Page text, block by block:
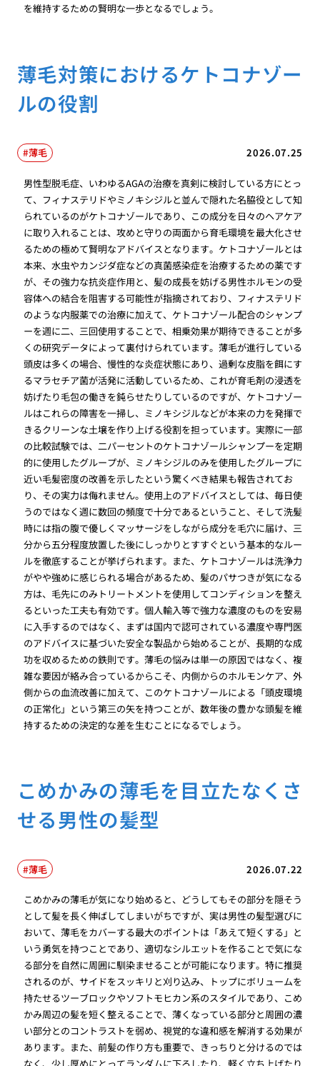
を維持するための賢明な一歩となるでしょう。
薄毛対策におけるケトコナゾー
ルの役割
2026.07.25
薄毛
男性型脱毛症、いわゆるAGAの治療を真剣に検討している方にとっ
て、フィナステリドやミノキシジルと並んで隠れた名脇役として知
られているのがケトコナゾールであり、この成分を日々のヘアケア
に取り入れることは、攻めと守りの両面から育毛環境を最大化させ
るための極めて賢明なアドバイスとなります。ケトコナゾールとは
本来、水虫やカンジダ症などの真菌感染症を治療するための薬です
が、その強力な抗炎症作用と、髪の成長を妨げる男性ホルモンの受
容体への結合を阻害する可能性が指摘されており、フィナステリド
のような内服薬での治療に加えて、ケトコナゾール配合のシャンプ
ーを週に二、三回使用することで、相乗効果が期待できることが多
くの研究データによって裏付けられています。薄毛が進行している
頭皮は多くの場合、慢性的な炎症状態にあり、過剰な皮脂を餌にす
るマラセチア菌が活発に活動しているため、これが育毛剤の浸透を
妨げたり毛包の働きを鈍らせたりしているのですが、ケトコナゾー
ルはこれらの障害を一掃し、ミノキシジルなどが本来の力を発揮で
きるクリーンな土壌を作り上げる役割を担っています。実際に一部
の比較試験では、二パーセントのケトコナゾールシャンプーを定期
的に使用したグループが、ミノキシジルのみを使用したグループに
近い毛髪密度の改善を示したという驚くべき結果も報告されてお
り、その実力は侮れません。使用上のアドバイスとしては、毎日使
うのではなく週に数回の頻度で十分であるということ、そして洗髪
時には指の腹で優しくマッサージをしながら成分を毛穴に届け、三
分から五分程度放置した後にしっかりとすすぐという基本的なルー
ルを徹底することが挙げられます。また、ケトコナゾールは洗浄力
がやや強めに感じられる場合があるため、髪のパサつきが気になる
方は、毛先にのみトリートメントを使用してコンディションを整え
るといった工夫も有効です。個人輸入等で強力な濃度のものを安易
に入手するのではなく、まずは国内で認可されている濃度や専門医
のアドバイスに基づいた安全な製品から始めることが、長期的な成
功を収めるための鉄則です。薄毛の悩みは単一の原因ではなく、複
雑な要因が絡み合っているからこそ、内側からのホルモンケア、外
側からの血流改善に加えて、このケトコナゾールによる「頭皮環境
の正常化」という第三の矢を持つことが、数年後の豊かな頭髪を維
持するための決定的な差を生むことになるでしょう。
こめかみの薄毛を目立たなくさ
せる男性の髪型
2026.07.22
薄毛
こめかみの薄毛が気になり始めると、どうしてもその部分を隠そう
として髪を長く伸ばしてしまいがちですが、実は男性の髪型選びに
おいて、薄毛をカバーする最大のポイントは「あえて短くする」と
いう勇気を持つことであり、適切なシルエットを作ることで気にな
る部分を自然に周囲に馴染ませることが可能になります。特に推奨
されるのが、サイドをスッキリと刈り込み、トップにボリュームを
持たせるツーブロックやソフトモヒカン系のスタイルであり、こめ
かみ周辺の髪を短く整えることで、薄くなっている部分と周囲の濃
い部分とのコントラストを弱め、視覚的な違和感を解消する効果が
あります。また、前髪の作り方も重要で、きっちりと分けるのでは